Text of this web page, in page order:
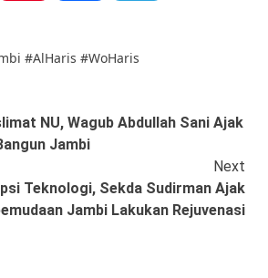
#AlHaris #WoHaris
NU, Wagub Abdullah Sani Ajak
Jambi
Next
Teknologi, Sekda Sudirman Ajak
Jambi Lakukan Rejuvenasi